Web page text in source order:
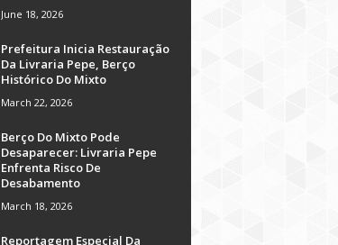
June 18, 2026
Prefeitura Inicia Restauração
Da Livraria Pepe, Berço
Histórico Do Mixto
March 22, 2026
Berço Do Mixto Pode
Desaparecer: Livraria Pepe
Enfrenta Risco De
Desabamento
March 18, 2026
Reportagem Especial Da